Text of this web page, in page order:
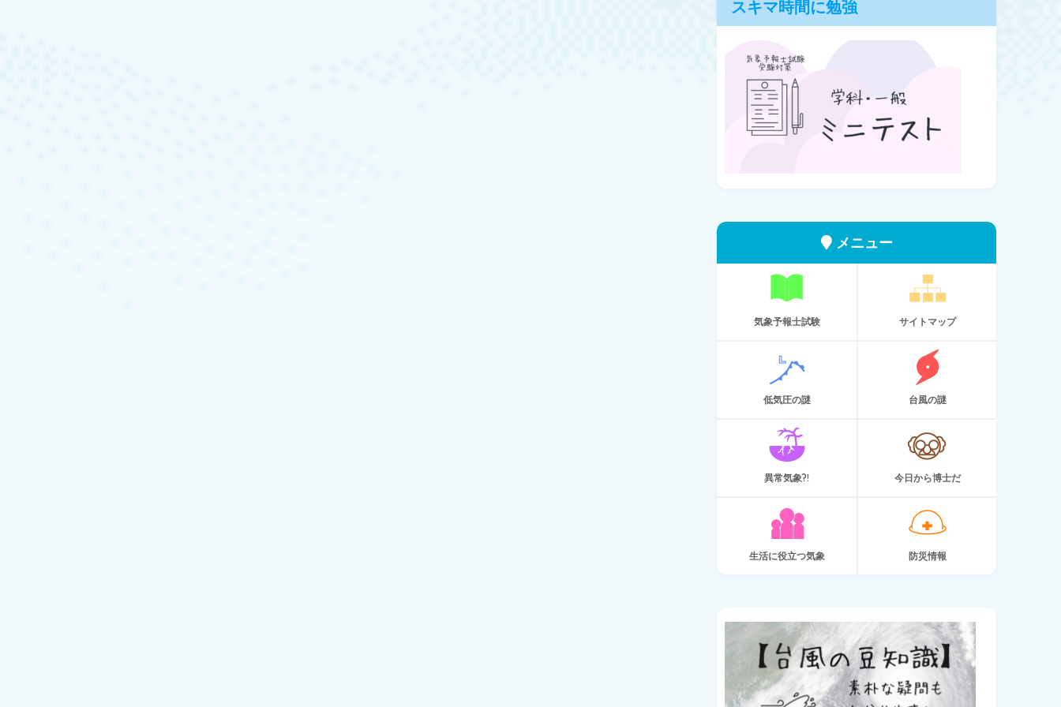
スキマ時間に勉強
メニュー
気象予報士試験 サイトマップ
低気圧の謎 台風の謎
異常気象?! 今日から博士だ
生活に役立つ気象 防災情報